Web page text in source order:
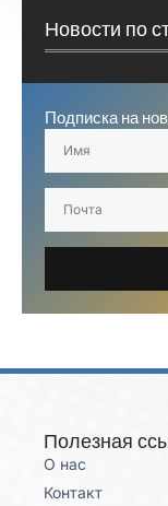
Новости по
Подписка на
Полезная
О нас
Контакт